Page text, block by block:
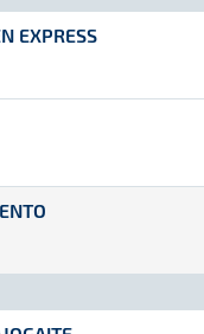
EXPRESS